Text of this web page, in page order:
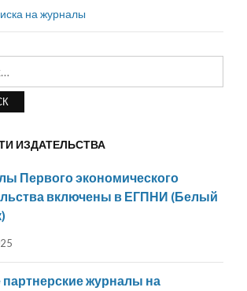
на журналы
ИЗДАТЕЛЬСТВА
Первого экономического
включены в ЕГПНИ (Белый
журналы на